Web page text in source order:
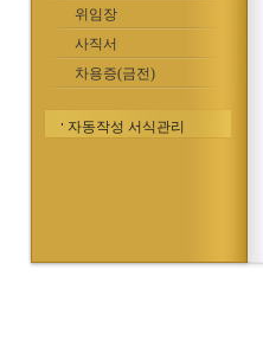
위임장
사직서
차용증(금전)
자동작성 서식관리